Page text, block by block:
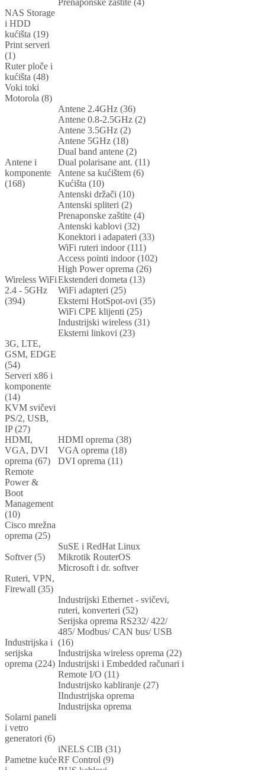
Prenaponske zaštite (4)
NAS Storage
i HDD
kućišta (19)
Print serveri
(1)
Ruter ploče i
kućišta (48)
Voki toki
Motorola (8)
Antene i
komponente
(168)
Antene 2.4GHz (36)
Antene 0.8-2.5GHz (2)
Antene 3.5GHz (2)
Antene 5GHz (18)
Dual band antene (2)
Dual polarisane ant. (11)
Antene sa kućištem (6)
Kućišta (10)
Antenski držači (10)
Antenski spliteri (2)
Prenaponske zaštite (4)
Antenski kablovi (32)
Konektori i adapateri (33)
Wireless WiFi
2.4 - 5GHz
(394)
WiFi ruteri indoor (111)
Access pointi indoor (102)
High Power oprema (26)
Ekstenderi dometa (13)
WiFi adapteri (25)
Eksterni HotSpot-ovi (35)
WiFi CPE klijenti (25)
Industrijski wireless (31)
Eksterni linkovi (23)
3G, LTE,
GSM, EDGE
(54)
Serveri x86 i
komponente
(14)
KVM svičevi
PS/2, USB,
IP (27)
HDMI,
VGA, DVI
oprema (67)
HDMI oprema (38)
VGA oprema (18)
DVI oprema (11)
Remote
Power &
Boot
Management
(10)
Cisco mrežna
oprema (25)
Softver (5)
SuSE i RedHat Linux
Mikrotik RouterOS
Microsoft i dr. softver
Ruteri, VPN,
Firewall (35)
Industrijska i
serijska
oprema (224)
Industrijski Ethernet - svičevi,
ruteri, konverteri (52)
Serijska oprema RS232/ 422/
485/ Modbus/ CAN bus/ USB
(16)
Industrijska wireless oprema (22)
Industrijski i Embedded računari i
Remote I/O (11)
Industrijsko kabliranje (27)
IIndustrijska oprema
Industrijska oprema
Solarni paneli
i vetro
generatori (6)
Pametne kuće
iNELS CIB (31)
RF Control (9)